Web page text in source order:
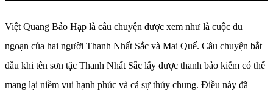
Việt Quang Bảo Hạp là câu chuyện được xem như là cuộc du
ngoạn của hai người Thanh Nhất Sắc và Mai Quế. Câu chuyện bắt
đầu khi tên sơn tặc Thanh Nhất Sắc lấy được thanh bảo kiếm có thể
mang lại niềm vui hạnh phúc và cả sự thủy chung. Điều này đã